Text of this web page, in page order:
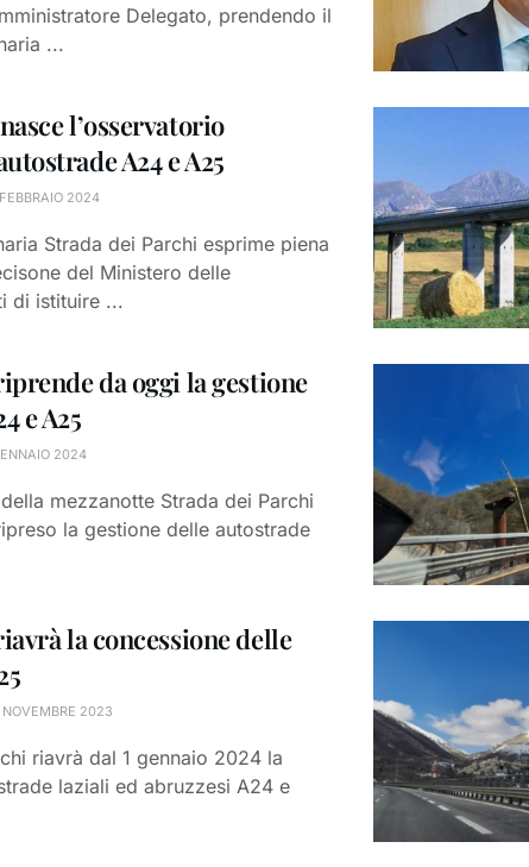
Delegato, prendendo il
...
l’osservatorio
A24 e A25
2024
Strada dei Parchi esprime piena
del Ministero delle
di istituire ...
da oggi la gestione
e A25
2024
mezzanotte Strada dei Parchi
la gestione delle autostrade
la concessione delle
2023
riavrà dal 1 gennaio 2024 la
laziali ed abruzzesi A24 e